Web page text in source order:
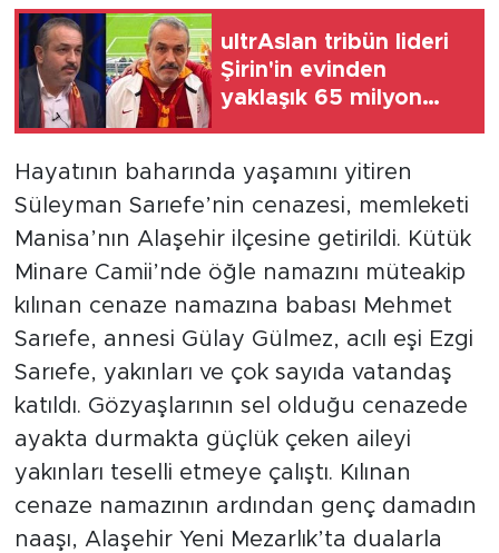
ultrAslan tribün lideri
Şirin'in evinden
yaklaşık 65 milyon
Hayatının baharında yaşamını yitiren
Süleyman Sarıefe’nin cenazesi, memleketi
Manisa’nın Alaşehir ilçesine getirildi. Kütük
Minare Camii’nde öğle namazını müteakip
kılınan cenaze namazına babası Mehmet
Sarıefe, annesi Gülay Gülmez, acılı eşi Ezgi
Sarıefe, yakınları ve çok sayıda vatandaş
katıldı. Gözyaşlarının sel olduğu cenazede
ayakta durmakta güçlük çeken aileyi
yakınları teselli etmeye çalıştı. Kılınan
cenaze namazının ardından genç damadın
naaşı, Alaşehir Yeni Mezarlık’ta dualarla